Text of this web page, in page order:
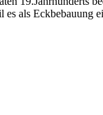
als Eckbebauung